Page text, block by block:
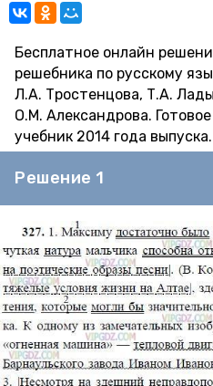
Бесплатное онлайн
решебника по русскому
Л.А. Тростенцова, Т.А.
О.М. Александрова.
учебник 2014 года выпуска.
Решение 1